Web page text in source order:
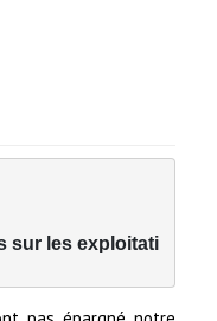
sur les exploitati